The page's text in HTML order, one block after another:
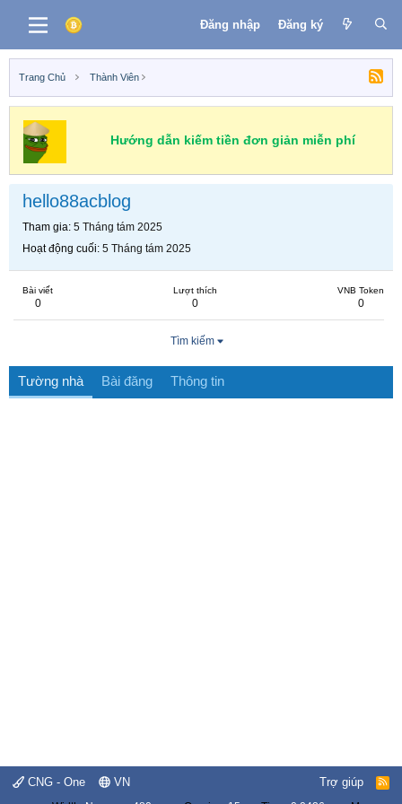
Đăng nhập Đăng ký
Trang Chủ Thành Viên
Hướng dẫn kiếm tiền đơn giản miễn phí
hello88acblog
Tham gia 5 Tháng tám 2025
Hoạt động cuối 5 Tháng tám 2025
Bài viết
0
Lượt thích
0
VNB Token
0
Tìm kiếm
Tường nhà Bài đăng Thông tin
CNG - One VN Trợ giúp
R